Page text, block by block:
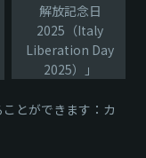
解放記念日
2025（Italy
Liberation Day
2025）」
とができます：カ